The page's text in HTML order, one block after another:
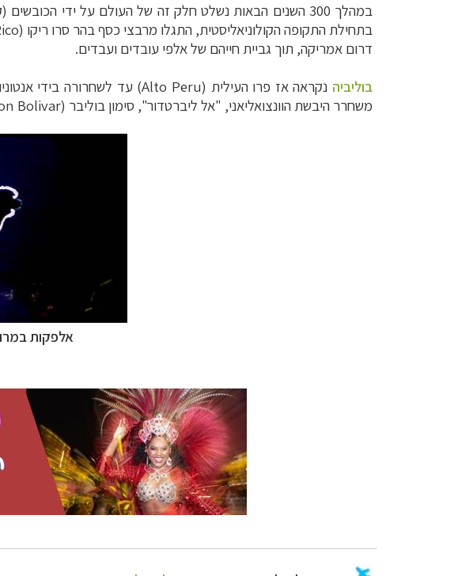
בתחילת התקופה הקולוניאליסטית, התגלו מרבצי כסף בהר סרו ריקו (
דרום אמריקה, תוך גביית חייהם של אלפי עובדים ועבדים.
בוליביה נקראה אז פרו העילית (Alto Peru
משחרר היבשת הוונצואליאני, "אל ליברטדור", סימון בוליבר (Bolivar
אלפקות
טיולים לדרום ומרכז אמריקה לחצו